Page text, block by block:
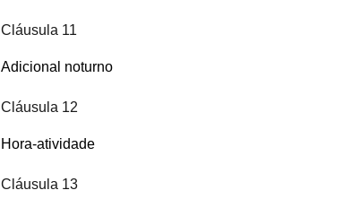
Cláusula 11
Adicional noturno
Cláusula 12
Hora-atividade
Cláusula 13